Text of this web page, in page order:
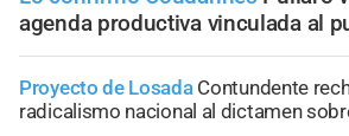
agenda productiva vinculada al
Proyecto de Losada Contundente
radicalismo nacional al dictamen